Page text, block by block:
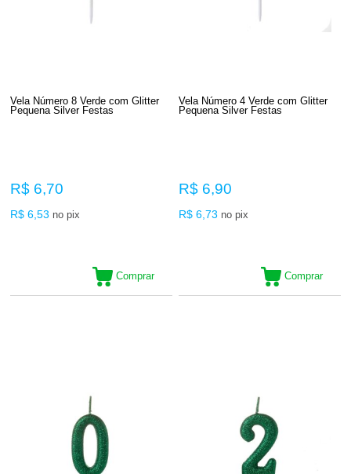
Vela Número 8 Verde com Glitter
Pequena Silver Festas
R$ 6,70
R$ 6,53 no pix
Comprar
Vela Número 4 Verde com Glitter
Pequena Silver Festas
R$ 6,90
R$ 6,73 no pix
Comprar